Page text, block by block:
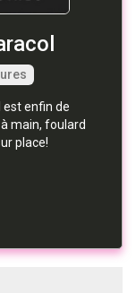
est enfin de
main, foulard
place!